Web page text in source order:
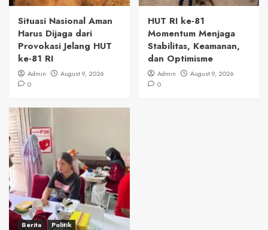
Situasi Nasional Aman
Harus Dijaga dari
Provokasi Jelang HUT
ke-81 RI
Admin
August 9, 2026
0
HUT RI ke-81
Momentum Menjaga
Stabilitas, Keamanan,
dan Optimisme
Admin
August 9, 2026
0
Berita Politik